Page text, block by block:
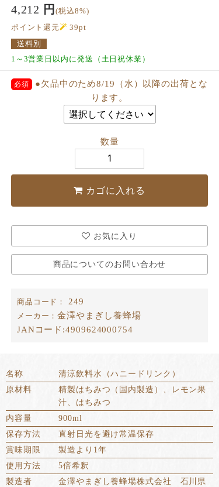
4,212 円(税込8%)
ポイント還元
39pt
送料別
1～3営業日以内に発送（土日祝休業）
●欠品中のため8/19（水）以降の出荷とな
ります。
数量
カゴに入れる
お気に入り
商品についてのお問い合わせ
商品コード： 249
メーカー：金澤やまぎし養蜂場
JANコード:4909624000754
名称
清涼飲料水（ハニードリンク）
原材料
精製はちみつ（国内製造）、レモン果
汁、はちみつ
内容量
900ml
保存方法
直射日光を避け常温保存
賞味期限
製造より1年
使用方法
5倍希釈
製造者
金澤やまぎし養蜂場株式会社 石川県